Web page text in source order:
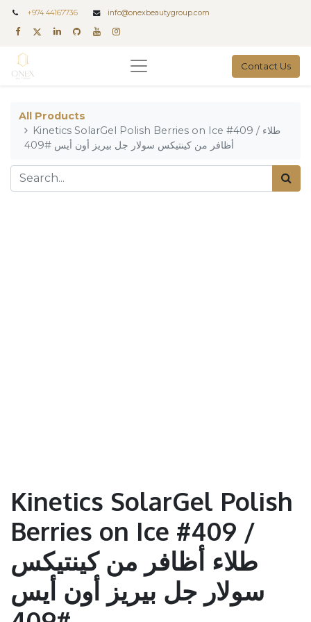
+974 44167736 info@onexbeautygroup.com
Contact Us
All Products
Kinetics SolarGel Polish Berries on Ice #409 / طلاء
أظافر من كينتيكس سولار جل بيريز أون أيس #409
Kinetics SolarGel Polish
Berries on Ice #409 /
طلاء أظافر من كينتيكس
سولار جل بيريز أون أيس